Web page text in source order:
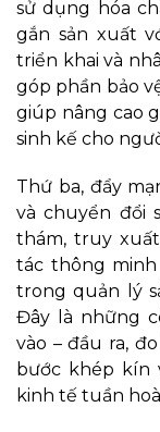
sử dụng hóa
gắn sản xuất
triển khai và
góp phần bảo
giúp nâng cao
sinh kế cho
Thứ ba, đẩy
và chuyển đổi
thám, truy
tác thông
trong quản lý
Đây là những
vào – đầu ra,
bước khép kín
kinh tế tuần